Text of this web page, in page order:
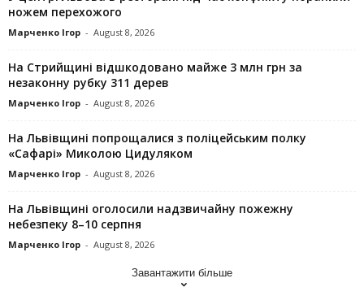
ножем перехожого
Марченко Ігор - August 8, 2026
На Стрийщині відшкодовано майже 3 млн грн за
незаконну рубку 311 дерев
Марченко Ігор - August 8, 2026
На Львівщині попрощалися з поліцейським полку
«Сафарі» Миколою Цидуляком
Марченко Ігор - August 8, 2026
На Львівщині оголосили надзвичайну пожежну
небезпеку 8–10 серпня
Марченко Ігор - August 8, 2026
Завантажити більше